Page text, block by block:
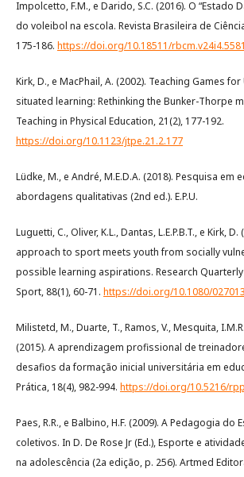
Impolcetto, F.M., e Darido, S.C. (2016). O “Estado
do voleibol na escola. Revista Brasileira de
175-186. https://doi.org/10.18511/rbcm.v24i4.5581
Kirk, D., e MacPhail, A. (2002). Teaching Games
situated learning: Rethinking the Bunker-Thorpe
Teaching in Physical Education, 21(2), 177-192.
https://doi.org/10.1123/jtpe.21.2.177
Lüdke, M., e André, M.E.D.A. (2018). Pesquisa em
abordagens qualitativas (2nd ed.). E.P.U.
Luguetti, C., Oliver, K.L., Dantas, L.E.P.B.T., e Kirk,
approach to sport meets youth from socially
possible learning aspirations. Research
Sport, 88(1), 60-71. https://doi.org/10.1080/
Milistetd, M., Duarte, T., Ramos, V., Mesquita,
(2015). A aprendizagem profissional de
desafios da formação inicial universitária em
Prática, 18(4), 982-994. https://doi.org/10.5216/
Paes, R.R., e Balbino, H.F. (2009). A Pedagogia
coletivos. In D. De Rose Jr (Ed.), Esporte e
na adolescência (2a edição, p. 256). Artmed